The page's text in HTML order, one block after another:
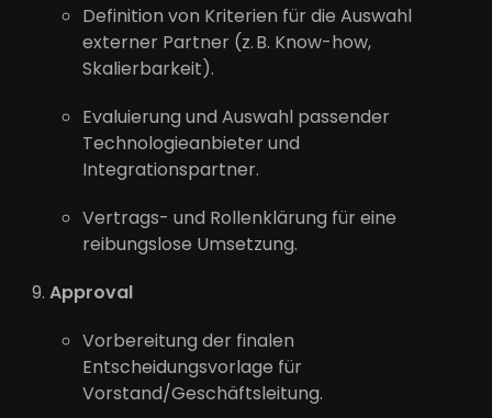
Definition von Kriterien für die Auswahl
externer Partner (z. B. Know-how,
Skalierbarkeit).
Evaluierung und Auswahl passender
Technologieanbieter und
Integrationspartner.
Vertrags- und Rollenklärung für eine
reibungslose Umsetzung.
Approval
Vorbereitung der finalen
Entscheidungsvorlage für
Vorstand/Geschäftsleitung.